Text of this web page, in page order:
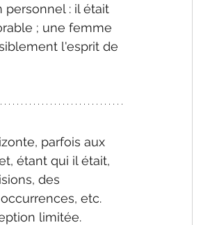
: il était
; une femme
l'esprit de
parfois aux
étant qui il était,
des
etc.
limitée.